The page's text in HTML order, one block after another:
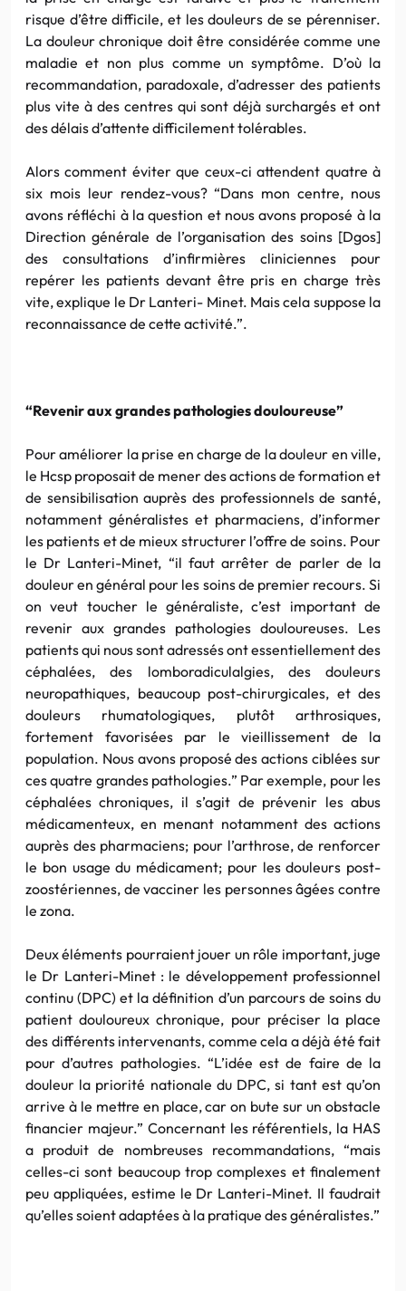
risque d’être difficile, et les douleurs de se pérenniser.
La douleur chronique doit être considérée comme une
maladie et non plus comme un symptôme. D’où la
recommandation, paradoxale, d’adresser des patients
plus vite à des centres qui sont déjà surchargés et ont
des délais d’attente difficilement tolérables.
Alors comment éviter que ceux-ci attendent quatre à
six mois leur rendez-vous? “Dans mon centre, nous
avons réfléchi à la question et nous avons proposé à la
Direction générale de l’organisation des soins [Dgos]
des consultations d’infirmières cliniciennes pour
repérer les patients devant être pris en charge très
vite, explique le Dr Lanteri- Minet. Mais cela suppose la
reconnaissance de cette activité.”.
“Revenir aux grandes pathologies douloureuse”
Pour améliorer la prise en charge de la douleur en ville,
le Hcsp proposait de mener des actions de formation et
de sensibilisation auprès des professionnels de santé,
notamment généralistes et pharmaciens, d’informer
les patients et de mieux structurer l’offre de soins. Pour
le Dr Lanteri-Minet, “il faut arrêter de parler de la
douleur en général pour les soins de premier recours. Si
on veut toucher le généraliste, c’est important de
revenir aux grandes pathologies douloureuses. Les
patients qui nous sont adressés ont essentiellement des
céphalées, des lomboradiculalgies, des douleurs
neuropathiques, beaucoup post-chirurgicales, et des
douleurs rhumatologiques, plutôt arthrosiques,
fortement favorisées par le vieillissement de la
population. Nous avons proposé des actions ciblées sur
ces quatre grandes pathologies.” Par exemple, pour les
céphalées chroniques, il s’agit de prévenir les abus
médicamenteux, en menant notamment des actions
auprès des pharmaciens; pour l’arthrose, de renforcer
le bon usage du médicament; pour les douleurs post-
zoostériennes, de vacciner les personnes âgées contre
le zona.
Deux éléments pourraient jouer un rôle important, juge
le Dr Lanteri-Minet : le développement professionnel
continu (DPC) et la définition d’un parcours de soins du
patient douloureux chronique, pour préciser la place
des différents intervenants, comme cela a déjà été fait
pour d’autres pathologies. “L’idée est de faire de la
douleur la priorité nationale du DPC, si tant est qu’on
arrive à le mettre en place, car on bute sur un obstacle
financier majeur.” Concernant les référentiels, la HAS
a produit de nombreuses recommandations, “mais
celles-ci sont beaucoup trop complexes et finalement
peu appliquées, estime le Dr Lanteri-Minet. Il faudrait
qu’elles soient adaptées à la pratique des généralistes.”